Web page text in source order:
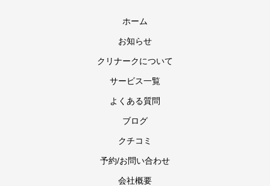
ホーム
お知らせ
クリナークについて
サービス一覧
よくある質問
ブログ
クチコミ
予約/お問い合わせ
会社概要